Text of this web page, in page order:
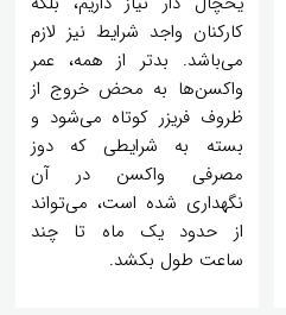
کارکنان واجد شرایط نیز لازم
می‌باشد. بدتر از همه، عمر
واکسن‌ها به محض خروج از
ظروف فریزر کوتاه می‌شود و
بسته به شرایطی که دوز
مصرفی واکسن در آن
نگهداری شده است، می‌تواند
از حدود یک ماه تا چند
ساعت طول بکشد.